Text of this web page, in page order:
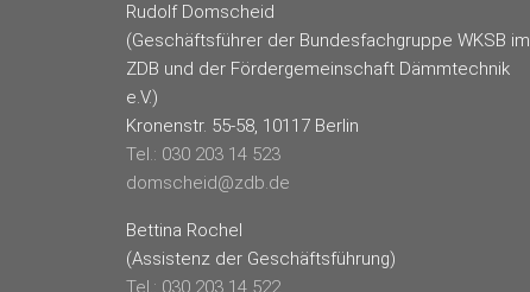
Rudolf Domscheid
(Geschäftsführer der Bundesfachgruppe WKSB im
ZDB und der Fördergemeinschaft Dämmtechnik
e.V.)
Kronenstr. 55-58, 10117 Berlin
Tel.: 030 203 14 523
domscheid@zdb.de
Bettina Rochel
(Assistenz der Geschäftsführung)
Tel.: 030 203 14 522